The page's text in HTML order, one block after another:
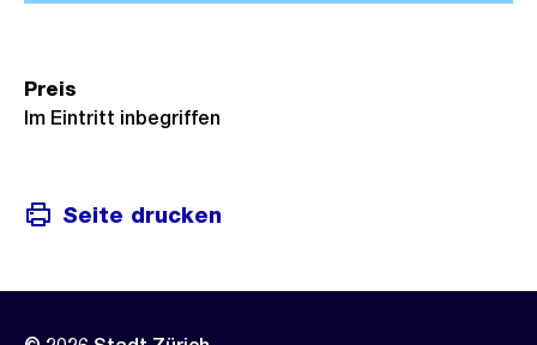
Preis
Im Eintritt inbegriffen
Seite drucken